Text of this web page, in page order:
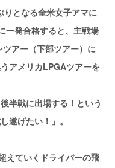
となる全米女子アマに
一発合格すると、主戦場
アー（下部ツアー）に
アメリカLPGAツアーを
半戦に出場する！という
遂げたい！」。
えていくドライバーの飛